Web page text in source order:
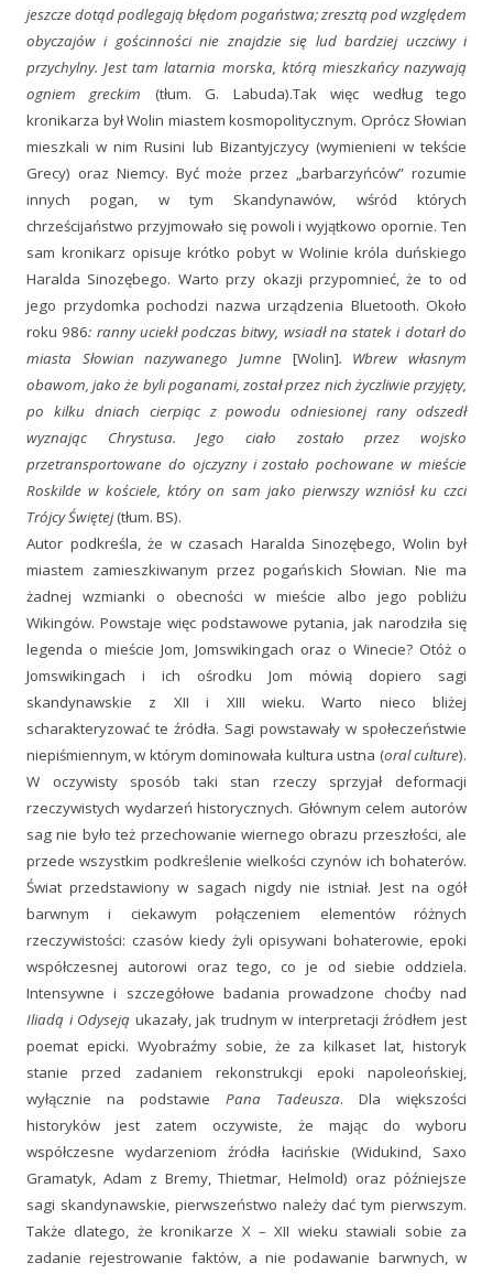
jeszcze dotąd podlegają błędom pogaństwa; zresztą pod względem
obyczajów i gościnności nie znajdzie się lud bardziej uczciwy i
przychylny. Jest tam latarnia morska, którą mieszkańcy nazywają
ogniem greckim (tłum. G. Labuda).Tak więc według tego
kronikarza był Wolin miastem kosmopolitycznym. Oprócz Słowian
mieszkali w nim Rusini lub Bizantyjczycy (wymienieni w tekście
Grecy) oraz Niemcy. Być może przez „barbarzyńców” rozumie
innych pogan, w tym Skandynawów, wśród których
chrześcijaństwo przyjmowało się powoli i wyjątkowo opornie. Ten
sam kronikarz opisuje krótko pobyt w Wolinie króla duńskiego
Haralda Sinozębego. Warto przy okazji przypomnieć, że to od
jego przydomka pochodzi nazwa urządzenia Bluetooth. Około
roku 986: ranny uciekł podczas bitwy, wsiadł na statek i dotarł do
miasta Słowian nazywanego Jumne [Wolin]. Wbrew własnym
obawom, jako że byli poganami, został przez nich życzliwie przyjęty,
po kilku dniach cierpiąc z powodu odniesionej rany odszedł
wyznając Chrystusa. Jego ciało zostało przez wojsko
przetransportowane do ojczyzny i zostało pochowane w mieście
Roskilde w kościele, który on sam jako pierwszy wzniósł ku czci
Trójcy Świętej(tłum. BS).
Autor podkreśla, że w czasach Haralda Sinozębego, Wolin był
miastem zamieszkiwanym przez pogańskich Słowian. Nie ma
żadnej wzmianki o obecności w mieście albo jego pobliżu
Wikingów. Powstaje więc podstawowe pytania, jak narodziła się
legenda o mieście Jom, Jomswikingach oraz o Winecie? Otóż o
Jomswikingach i ich ośrodku Jom mówią dopiero sagi
skandynawskie z XII i XIII wieku. Warto nieco bliżej
scharakteryzować te źródła. Sagi powstawały w społeczeństwie
niepiśmiennym, w którym dominowała kultura ustna (oral culture).
W oczywisty sposób taki stan rzeczy sprzyjał deformacji
rzeczywistych wydarzeń historycznych. Głównym celem autorów
sag nie było też przechowanie wiernego obrazu przeszłości, ale
przede wszystkim podkreślenie wielkości czynów ich bohaterów.
Świat przedstawiony w sagach nigdy nie istniał. Jest na ogół
barwnym i ciekawym połączeniem elementów różnych
rzeczywistości: czasów kiedy żyli opisywani bohaterowie, epoki
współczesnej autorowi oraz tego, co je od siebie oddziela.
Intensywne i szczegółowe badania prowadzone choćby nad
Iliadą i Odyseją ukazały, jak trudnym w interpretacji źródłem jest
poemat epicki. Wyobraźmy sobie, że za kilkaset lat, historyk
stanie przed zadaniem rekonstrukcji epoki napoleońskiej,
wyłącznie na podstawie Pana Tadeusza. Dla większości
historyków jest zatem oczywiste, że mając do wyboru
współczesne wydarzeniom źródła łacińskie (Widukind, Saxo
Gramatyk, Adam z Bremy, Thietmar, Helmold) oraz późniejsze
sagi skandynawskie, pierwszeństwo należy dać tym pierwszym.
Także dlatego, że kronikarze X – XII wieku stawiali sobie za
zadanie rejestrowanie faktów, a nie podawanie barwnych, w